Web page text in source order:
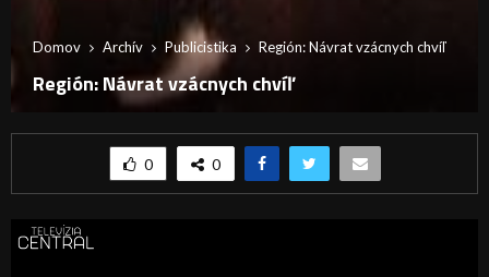
Domov Archív Publicistika Región: Návrat vzácnych chvíľ
Región: Návrat vzácnych chvíľ
0 0